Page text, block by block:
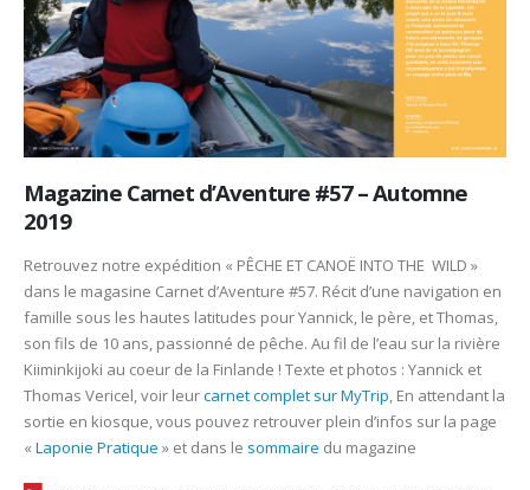
Magazine Carnet d’Aventure #57 – Automne
2019
Retrouvez notre expédition « PÊCHE ET CANOË INTO THE WILD »
dans le magasine Carnet d’Aventure #57. Récit d’une navigation en
famille sous les hautes latitudes pour Yannick, le père, et Thomas,
son fils de 10 ans, passionné de pêche. Au fil de l’eau sur la rivière
Kiiminkijoki au coeur de la Finlande ! Texte et photos : Yannick et
Thomas Vericel, voir leurcarnet complet sur MyTrip, En attendant la
sortie en kiosque, vous pouvez retrouver plein d’infos sur la page
« Laponie Pratique » et dans le sommaire du magazine